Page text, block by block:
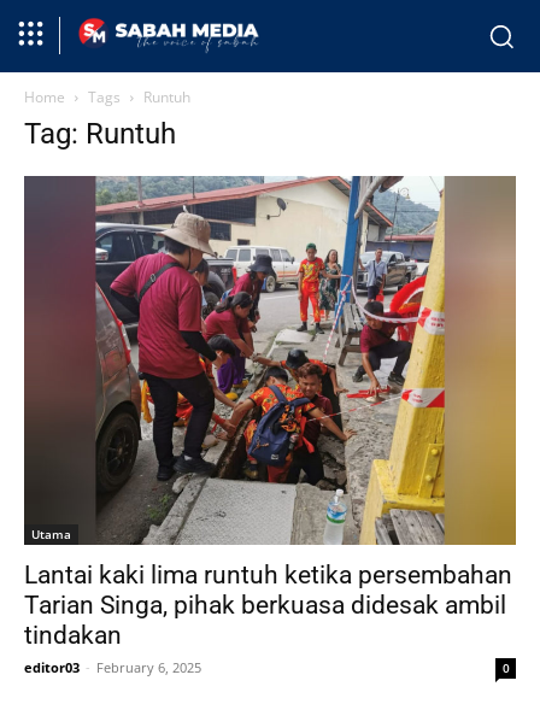
Home Tags Runtuh
Tag: Runtuh
Utama
Lantai kaki lima runtuh ketika persembahan
Tarian Singa, pihak berkuasa didesak ambil
tindakan
editor03 - February 6, 2025 0